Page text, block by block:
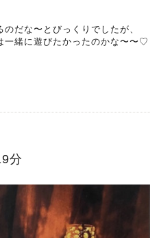
だな〜とびっくりでしたが、
一緒に遊びたかったのかな〜〜♡
分